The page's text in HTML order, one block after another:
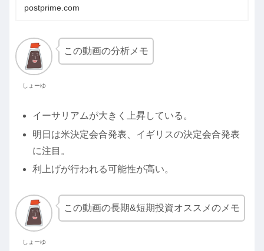
postprime.com
しょーゆ
この動画の分析メモ
イーサリアムが大きく上昇している。
明日は米決定会合発表、イギリスの決定会合発表
に注目。
利上げが行われる可能性が高い。
しょーゆ
この動画の長期&短期投資オススメのメモ